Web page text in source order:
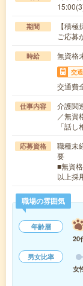
期間
【積
ご応募
時給 無資格
交
交通費
仕事内容
介護関
／無資
「話
応募資格
職種未
要
■無資
以上採
職場の雰囲気
年齢層
20
男女比率
女